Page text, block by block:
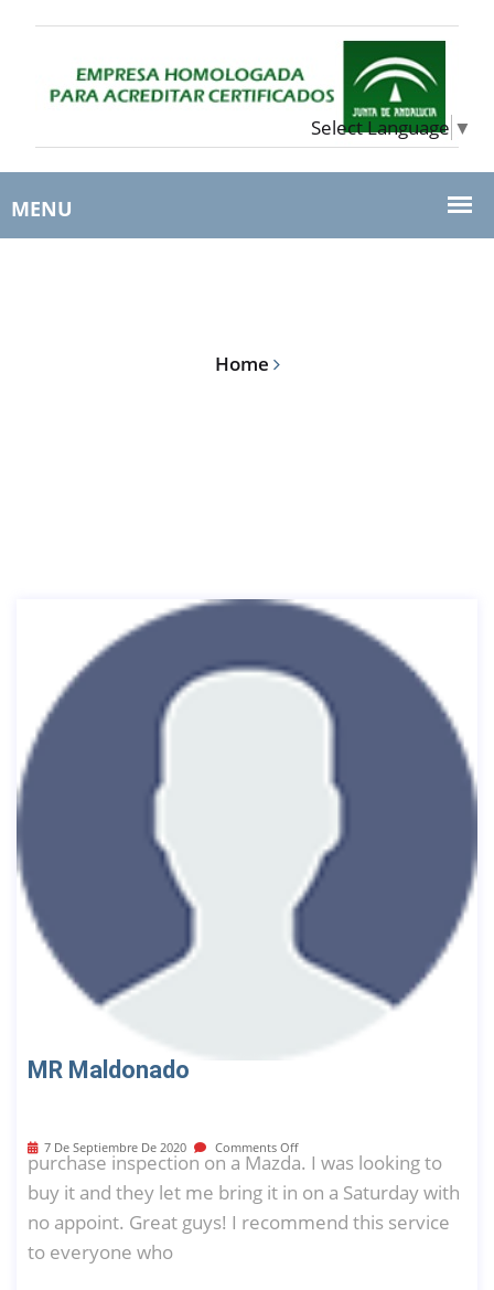
Home
MR Maldonado
7 De Septiembre De 2020 Comments Off
purchase inspection on a Mazda. I was looking to
buy it and they let me bring it in on a Saturday with
no appoint. Great guys! I recommend this service
to everyone who
Select Language ▼